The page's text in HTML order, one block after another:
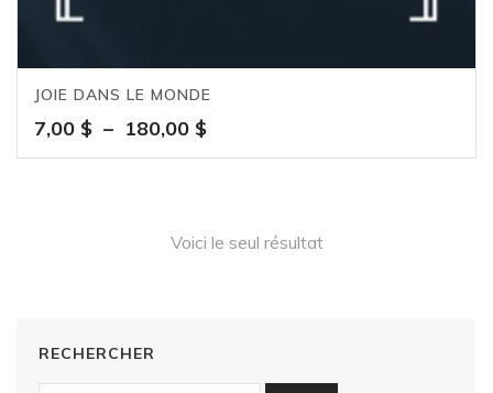
JOIE DANS LE MONDE
7,00 $ – 180,00 $Plage
de
180,00 $
Voici le seul résultat
RECHERCHER